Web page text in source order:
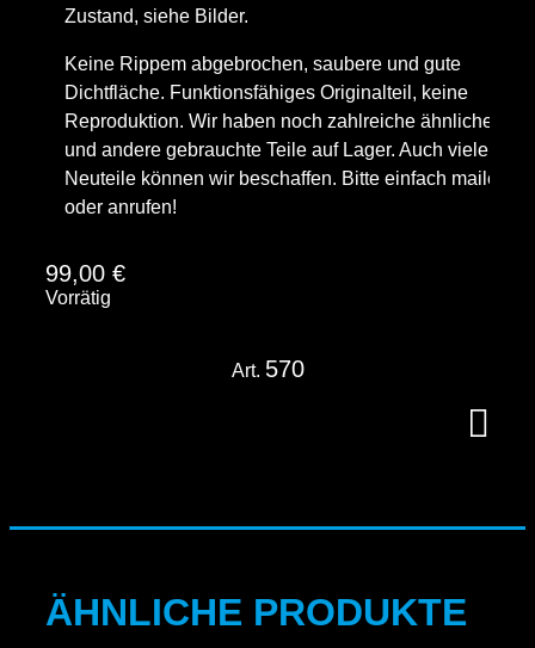
Zustand, siehe Bilder.
Keine Rippem abgebrochen, saubere und gute
Dichtfläche. Funktionsfähiges Originalteil, keine
Reproduktion. Wir haben noch zahlreiche ähnliche
und andere gebrauchte Teile auf Lager. Auch viele
Neuteile können wir beschaffen. Bitte einfach mailen
oder anrufen!
99,00 €
Vorrätig
Art. 570
ÄHNLICHE PRODUKTE